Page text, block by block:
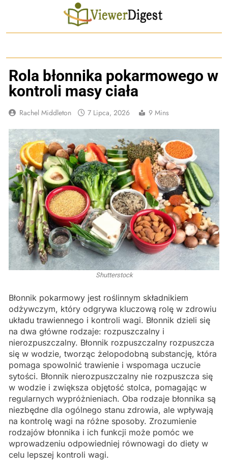
Rola błonnika pokarmowego w
kontroli masy ciała
Rachel Middleton 7 Lipca, 2026 9 Mins
Shutterstock
Błonnik pokarmowy jest roślinnym składnikiem
odżywczym, który odgrywa kluczową rolę w zdrowiu
układu trawiennego i kontroli wagi. Błonnik dzieli się
na dwa główne rodzaje: rozpuszczalny i
nierozpuszczalny. Błonnik rozpuszczalny rozpuszcza
się w wodzie, tworząc żelopodobną substancję, która
pomaga spowolnić trawienie i wspomaga uczucie
sytości. Błonnik nierozpuszczalny nie rozpuszcza się
w wodzie i zwiększa objętość stolca, pomagając w
regularnych wypróżnieniach. Oba rodzaje błonnika są
niezbędne dla ogólnego stanu zdrowia, ale wpływają
na kontrolę wagi na różne sposoby. Zrozumienie
rodzajów błonnika i ich funkcji może pomóc we
wprowadzeniu odpowiedniej równowagi do diety w
celu lepszej kontroli wagi.